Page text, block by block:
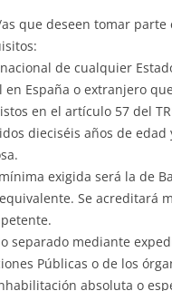
que deseen tomar
de cualquier
en España o extranjero
en el artículo 57 del
dieciséis años de
exigida será la de
equivalente. Se
separado mediante
Públicas o de los
absoluta o